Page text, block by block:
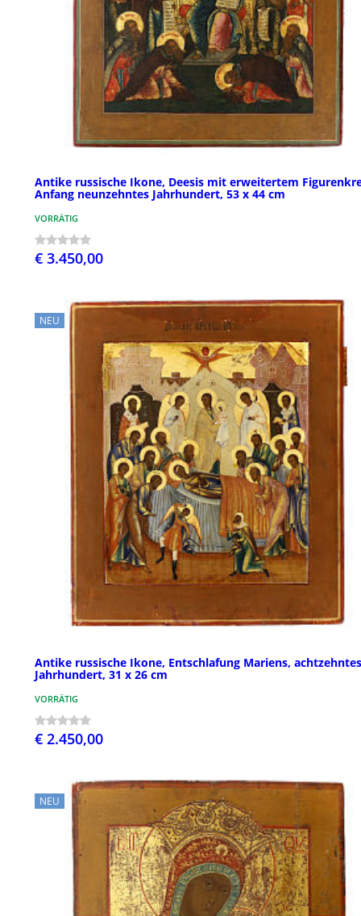
Antike russische Ikone, Deesis mit erweitertem
Anfang neunzehntes Jahrhundert, 53 x 44 cm
VORRÄTIG
€ 3.450,00
NEU
Antike russische Ikone, Entschlafung Mariens, achtzehntes
Jahrhundert, 31 x 26 cm
VORRÄTIG
€ 2.450,00
NEU